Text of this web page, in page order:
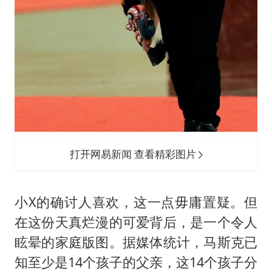
打开网易新闻 查看精彩图片
小X的确讨人喜欢，这一点毋庸置疑。但
在这份天真烂漫的可爱背后，是一个令人
眩晕的家庭版图。据媒体统计，马斯克已
知至少是14个孩子的父亲，这14个孩子分